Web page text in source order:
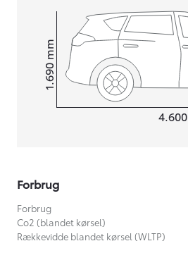
4.600
Højt1.690
mm
Forbrug
Forbrug
Co2 (blandet kørsel)
Rækkevidde blandet kørsel (WLTP)